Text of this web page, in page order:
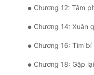
Chương 12: Tâm
Chương 14: Xuân
Chương 16: Tìm
Chương 18: Gặp